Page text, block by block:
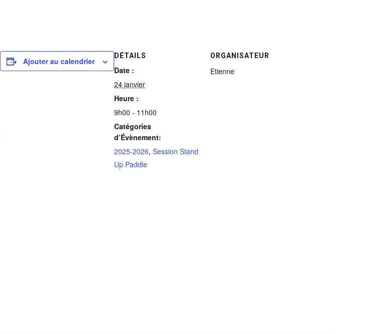
Ajouter au calendrier
DÉTAILS
Date :
24 janvier
Heure :
9h00 - 11h00
Catégories
d’Évènement:
2025-2026, Session Stand
Up Paddle
ORGANISATEUR
Etienne